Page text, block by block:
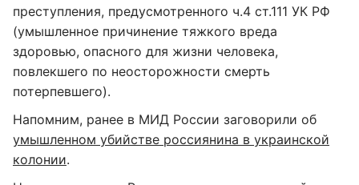
преступления, предусмотренного ч.4 ст.111 УК РФ
(умышленное причинение тяжкого вреда
здоровью, опасного для жизни человека,
повлекшего по неосторожности смерть
потерпевшего).
Напомним, ранее в МИД России заговорили об
умышленном убийстве россиянина в украинской
колонии.